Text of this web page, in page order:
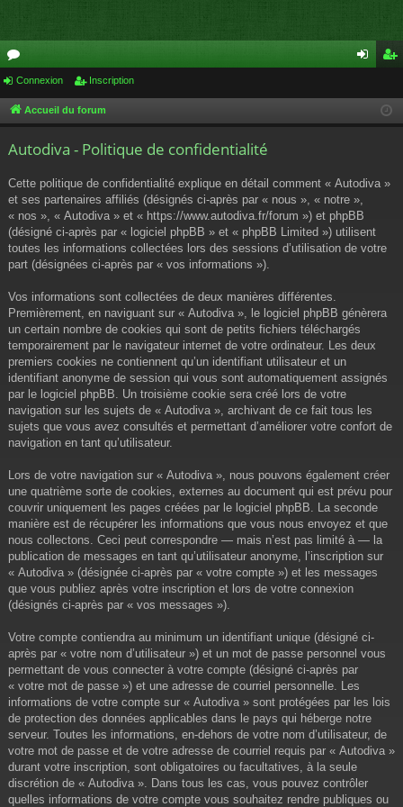
or
u cri
Connexion Inscription
Accueil du forum
Autodiva - Politique de confidentialité
Cette politique de confidentialité explique en détail comment « Autodiva »
et ses partenaires affiliés (désignés ci-après par « nous », « notre »,
« nos », « Autodiva » et « https://www.autodiva.fr/forum ») et phpBB
(désigné ci-après par « logiciel phpBB » et « phpBB Limited ») utilisent
toutes les informations collectées lors des sessions d’utilisation de votre
part (désignées ci-après par « vos informations »).
Vos informations sont collectées de deux manières différentes.
Premièrement, en naviguant sur « Autodiva », le logiciel phpBB génèrera
un certain nombre de cookies qui sont de petits fichiers téléchargés
temporairement par le navigateur internet de votre ordinateur. Les deux
premiers cookies ne contiennent qu’un identifiant utilisateur et un
identifiant anonyme de session qui vous sont automatiquement assignés
par le logiciel phpBB. Un troisième cookie sera créé lors de votre
navigation sur les sujets de « Autodiva », archivant de ce fait tous les
sujets que vous avez consultés et permettant d’améliorer votre confort de
navigation en tant qu’utilisateur.
Lors de votre navigation sur « Autodiva », nous pouvons également créer
une quatrième sorte de cookies, externes au document qui est prévu pour
couvrir uniquement les pages créées par le logiciel phpBB. La seconde
manière est de récupérer les informations que vous nous envoyez et que
nous collectons. Ceci peut correspondre — mais n’est pas limité à — la
publication de messages en tant qu’utilisateur anonyme, l’inscription sur
« Autodiva » (désignée ci-après par « votre compte ») et les messages
que vous publiez après votre inscription et lors de votre connexion
(désignés ci-après par « vos messages »).
Votre compte contiendra au minimum un identifiant unique (désigné ci-
après par « votre nom d’utilisateur ») et un mot de passe personnel vous
permettant de vous connecter à votre compte (désigné ci-après par
« votre mot de passe ») et une adresse de courriel personnelle. Les
informations de votre compte sur « Autodiva » sont protégées par les lois
de protection des données applicables dans le pays qui héberge notre
serveur. Toutes les informations, en-dehors de votre nom d’utilisateur, de
votre mot de passe et de votre adresse de courriel requis par « Autodiva »
durant votre inscription, sont obligatoires ou facultatives, à la seule
discrétion de « Autodiva ». Dans tous les cas, vous pouvez contrôler
quelles informations de votre compte vous souhaitez rendre publiques ou